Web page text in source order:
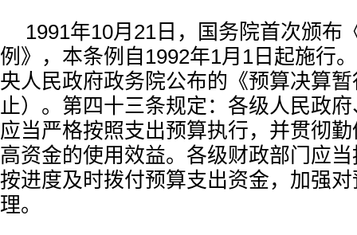
1991年10月21日，国务院首次颁布
例》，本条例自1992年1月1日起施行
央人民政府政务院公布的《预算决算
止）。第四十三条规定：各级人民政
应当严格按照支出预算执行，并贯彻
高资金的使用效益。各级财政部门应
按进度及时拨付预算支出资金，加强
理。